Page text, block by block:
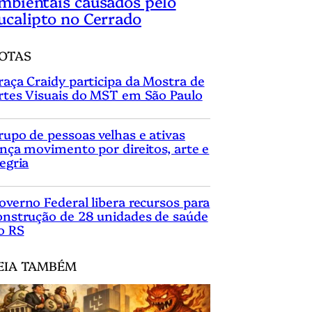
no Cerrado
Craidy participa da Mostra de
Visuais do MST em São Paulo
de pessoas velhas e ativas
movimento por direitos, arte e
Federal libera recursos para
de 28 unidades de saúde
RS
TAMBÉM